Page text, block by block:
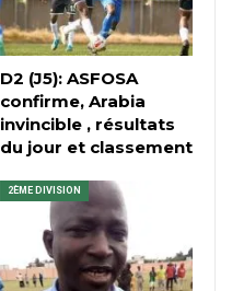
D2 (J5): ASFOSA
confirme, Arabia
invincible , résultats
du jour et classement
2ÈME DIVISION